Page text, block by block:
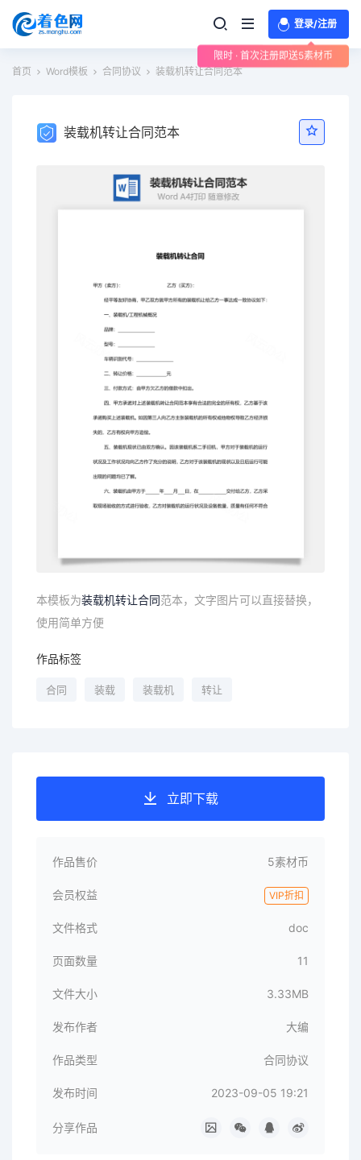
登录/注册
限时 · 首次注册即送5素材币
首页 Word模板 合同协议 装载机转让合同范本
装载机转让合同范本
本模板为装载机转让合同范本，文字图片可以直接替换，
使用简单方便
作品标签
合同 装载 装载机 转让
立即下载
作品售价 5素材币
会员权益 VIP折扣
文件格式 doc
页面数量 11
文件大小 3.33MB
发布作者 大编
作品类型 合同协议
发布时间 2023-09-05 19:21
分享作品